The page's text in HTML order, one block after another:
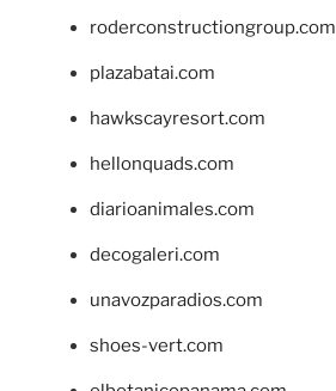
roderconstructiongroup.com
plazabatai.com
hawkscayresort.com
hellonquads.com
diarioanimales.com
decogaleri.com
unavozparadios.com
shoes-vert.com